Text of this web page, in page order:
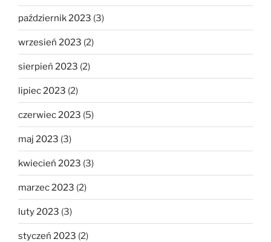
październik 2023 (3)
wrzesień 2023 (2)
sierpień 2023 (2)
lipiec 2023 (2)
czerwiec 2023 (5)
maj 2023 (3)
kwiecień 2023 (3)
marzec 2023 (2)
luty 2023 (3)
styczeń 2023 (2)